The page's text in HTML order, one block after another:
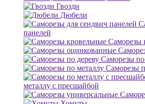
Гвозди
Дюбели
панелей
Саморезы
Саморезы по
Саморезы
металлу с пресшайбой